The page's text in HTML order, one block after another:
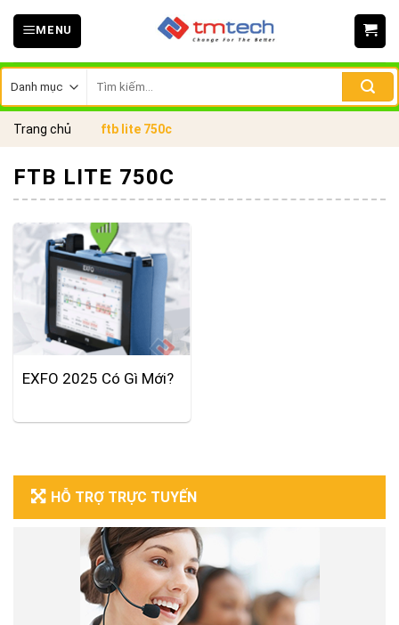
Skip
MENU
kiếm:
Trang chủ ftb lite 750c
HỖ TRỢ TRỰC TUYẾN
FTB LITE 750C
EXFO 2025 Có Gì Mới?